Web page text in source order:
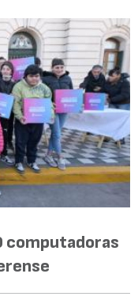
computadoras